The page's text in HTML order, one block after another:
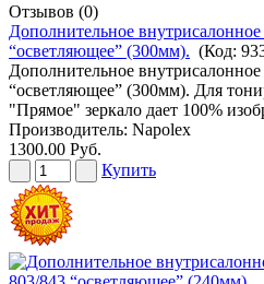
Отзывов (0)
Дополнительное
“осветляющее” (300мм). (Код:
Дополнительное
“осветляющее” (300мм). Для
"Прямое" зеркало дает 100%
Производитель: Napolex
1300.00 Руб.
Купить